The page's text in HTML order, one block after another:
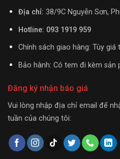
Địa chỉ: 38/9C Nguyễn Sơn,
Hotline: 093 1919 959
Chính sách giao hàng: Tùy giá
Bảo hành: Có tem đi kèm sản
Đăng ký nhận báo giá
Vui lòng nhập địa chỉ email để
tuần của chúng tôi: